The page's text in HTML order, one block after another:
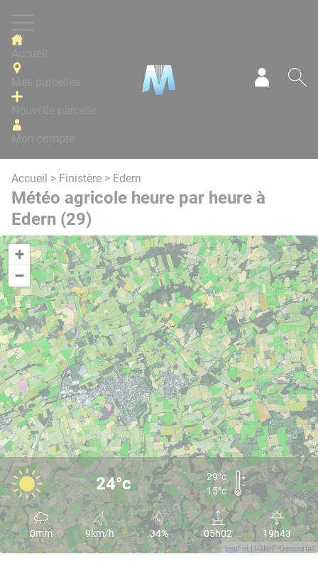
Accueil > Finistère > Edern
Météo agricole heure par heure à
Edern (29)
+
−
Leaflet | IGN-F/Geoportail
24°c
29°c
15°c
0mm 9km/h 34% 05h02 19h43